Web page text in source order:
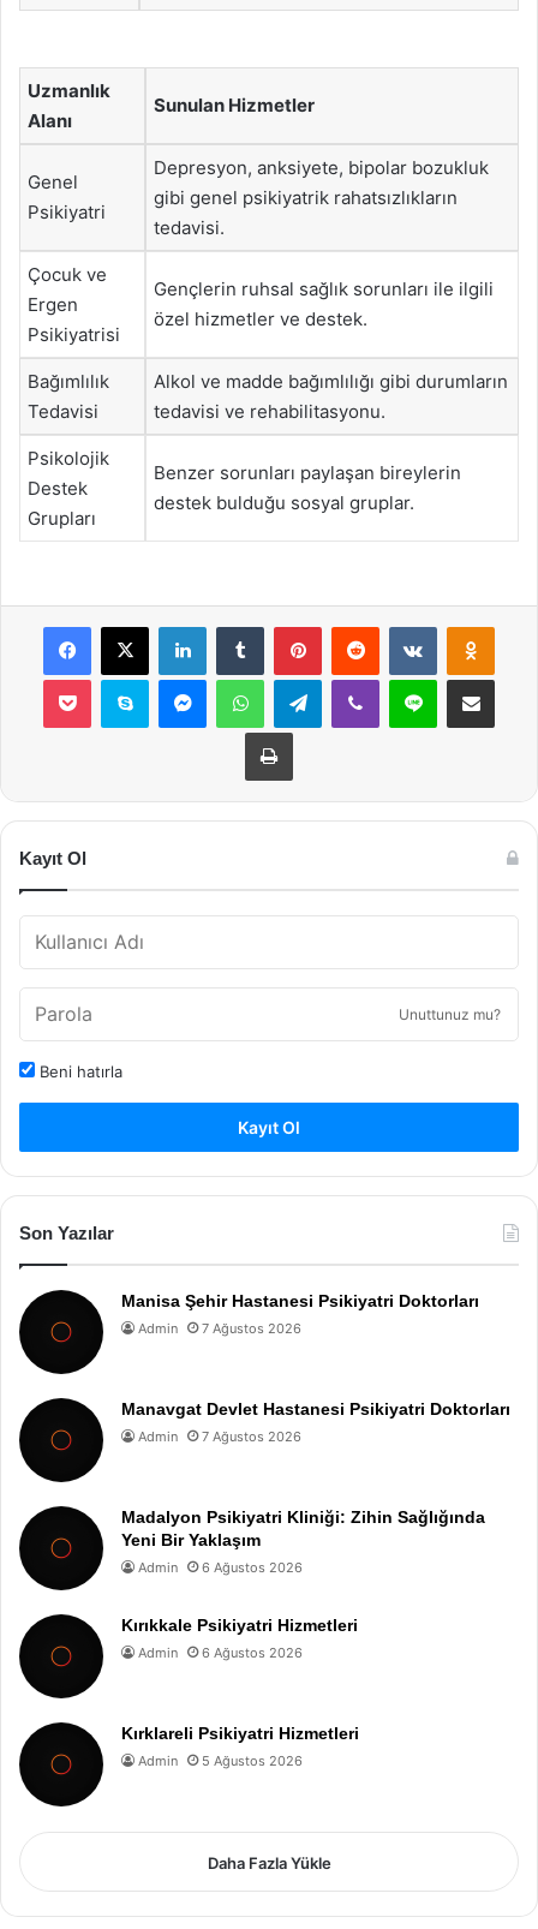
Uzmanlık
Alanı
Sunulan Hizmetler
Genel
Psikiyatri
Depresyon, anksiyete, bipolar bozukluk
gibi genel psikiyatrik rahatsızlıkların
tedavisi.
Çocuk ve
Ergen
Psikiyatrisi
Gençlerin ruhsal sağlık sorunları ile ilgili
özel hizmetler ve destek.
Bağımlılık
Tedavisi
Alkol ve madde bağımlılığı gibi durumların
tedavisi ve rehabilitasyonu.
Psikolojik
Destek
Grupları
Benzer sorunları paylaşan bireylerin
destek bulduğu sosyal gruplar.
Facebook
X LinkedInTumblr PinterestReddit VKontakte
Pocket Skype MessengerWhatsAppTelegramViber Line E-Posta ile
Yazdır
Kayıt Ol
Unuttunuz mu?
Beni hatırla
Kayıt Ol
Son Yazılar
Manisa Şehir Hastanesi Psikiyatri Doktorları
Admin 7 Ağustos 2026
Manavgat Devlet Hastanesi Psikiyatri Doktorları
Admin 7 Ağustos 2026
Madalyon Psikiyatri Kliniği: Zihin Sağlığında
Yeni Bir Yaklaşım
Admin 6 Ağustos 2026
Kırıkkale Psikiyatri Hizmetleri
Admin 6 Ağustos 2026
Kırklareli Psikiyatri Hizmetleri
Admin 5 Ağustos 2026
Daha Fazla Yükle